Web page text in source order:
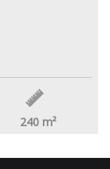
240 m²